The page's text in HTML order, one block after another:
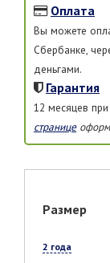
Оплата
Вы можете
Сбербанке,
деньгами.
Гарантия
12 месяцев при
странице
Размер
2 года